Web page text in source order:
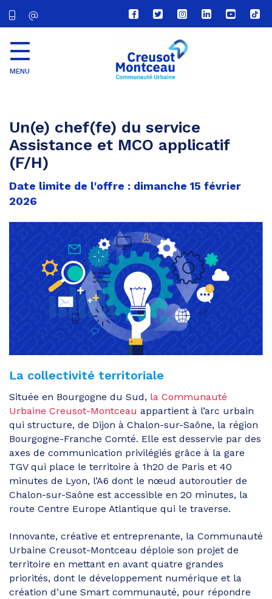
Lien
vers
compte
Facebook
Lien
vers
compte
Twitter
Lien
vers
le
compte
Lien
vers
Lien
vers
Lien
vers
MENU
Un(e) chef(fe) du service
Assistance et MCO applicatif
(F/H)
Date limite de l'offre : dimanche 15 février
2026
La collectivité territoriale
Située en Bourgogne du Sud, la Communauté
Urbaine Creusot-Montceau appartient à l’arc urbain
qui structure, de Dijon à Chalon-sur-Saône, la région
Bourgogne-Franche Comté. Elle est desservie par des
axes de communication privilégiés grâce à la gare
TGV qui place le territoire à 1h20 de Paris et 40
minutes de Lyon, l’A6 dont le nœud autoroutier de
Chalon-sur-Saône est accessible en 20 minutes, la
route Centre Europe Atlantique qui le traverse.
Innovante, créative et entreprenante, la Communauté
Urbaine Creusot-Montceau déploie son projet de
territoire en mettant en avant quatre grandes
priorités, dont le développement numérique et la
création d’une Smart communauté, pour répondre